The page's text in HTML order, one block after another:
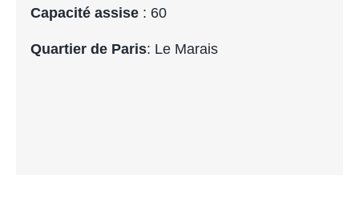
Capacité assise : 60
Quartier de Paris: Le Marais